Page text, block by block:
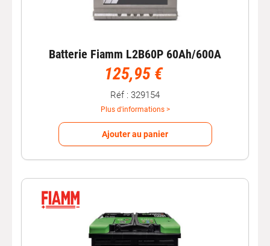
Batterie Fiamm L2B60P 60Ah/600A
125,95 €
Réf : 329154
Plus d'informations >
Ajouter au panier